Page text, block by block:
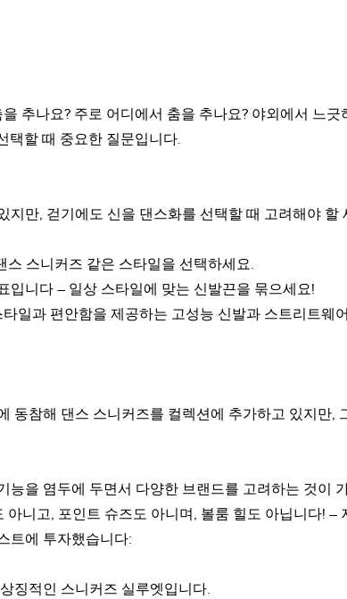
추나요? 주로 어디에서 춤을 추나요? 야외에서 느
택할 때 중요한 질문입니다.
지만, 걷기에도 신을 댄스화를 선택할 때 고려해야 할
스니커즈 같은 스타일을 선택하세요.
입니다 – 일상 스타일에 맞는 신발끈을 묶으세요!
일과 편안함을 제공하는 고성능 신발과 스트리트웨
동참해 댄스 스니커즈를 컬렉션에 추가하고 있지만,
능을 염두에 두면서 다양한 브랜드를 고려하는 것이
아니고, 포인트 슈즈도 아니며, 볼룸 힐도 아닙니다!
트에 투자했습니다:
징적인 스니커즈 실루엣입니다.